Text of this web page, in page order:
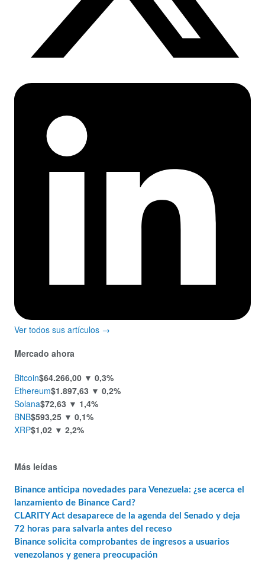
Ver todos sus artículos →
Mercado ahora
Bitcoin$64.266,00 ▼ 0,3%
Ethereum$1.897,63 ▼ 0,2%
Solana$72,63 ▼ 1,4%
BNB$593,25 ▼ 0,1%
XRP$1,02 ▼ 2,2%
Más leídas
Binance anticipa novedades para Venezuela: ¿se acerca el
lanzamiento de Binance Card?
CLARITY Act desaparece de la agenda del Senado y deja
72 horas para salvarla antes del receso
Binance solicita comprobantes de ingresos a usuarios
venezolanos y genera preocupación